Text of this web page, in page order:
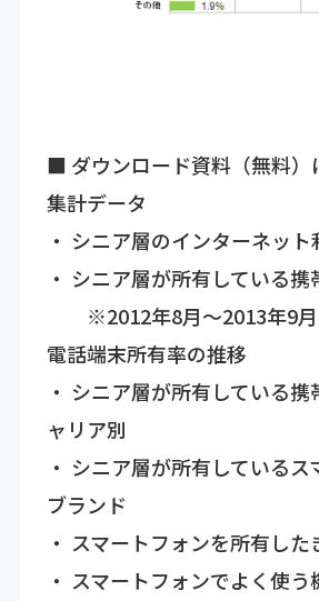
■ ダウンロード資料（無料）
集計データ
・ シニア層のインターネッ
・ シニア層が所有している
※2012年8月～2013年9月
電話端末所有率の推移
・ シニア層が所有している
ャリア別
・ シニア層が所有している
ブランド
・ スマートフォンを所有した
・ スマートフォンでよく使う